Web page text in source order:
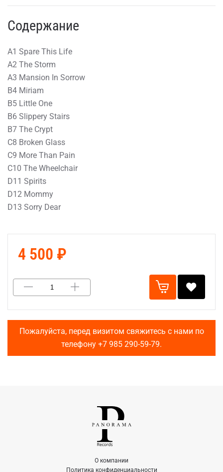
Содержание
A1 Spare This Life
A2 The Storm
A3 Mansion In Sorrow
B4 Miriam
B5 Little One
B6 Slippery Stairs
B7 The Crypt
C8 Broken Glass
C9 More Than Pain
C10 The Wheelchair
D11 Spirits
D12 Mommy
D13 Sorry Dear
4 500 ₽
Пожалуйста, перед визитом свяжитесь с нами по
телефону +7 985 290-59-79.
О компании
Политика конфиденциальности